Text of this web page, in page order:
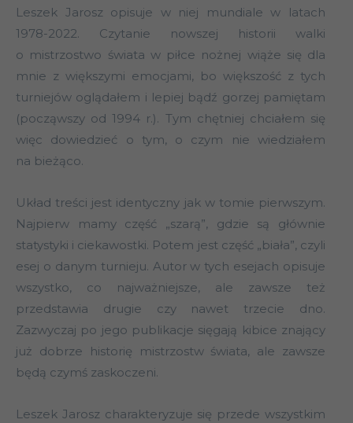
Leszek Jarosz opisuje w niej mundiale w latach
1978-2022. Czytanie nowszej historii walki
o mistrzostwo świata w piłce nożnej wiąże się dla
mnie z większymi emocjami, bo większość z tych
turniejów oglądałem i lepiej bądź gorzej pamiętam
(począwszy od 1994 r.). Tym chętniej chciałem się
więc dowiedzieć o tym, o czym nie wiedziałem
na bieżąco.
Układ treści jest identyczny jak w tomie pierwszym.
Najpierw mamy część „szarą”, gdzie są głównie
statystyki i ciekawostki. Potem jest część „biała”, czyli
esej o danym turnieju. Autor w tych esejach opisuje
wszystko, co najważniejsze, ale zawsze też
przedstawia drugie czy nawet trzecie dno.
Zazwyczaj po jego publikacje sięgają kibice znający
już dobrze historię mistrzostw świata, ale zawsze
będą czymś zaskoczeni.
Leszek Jarosz charakteryzuje się przede wszystkim